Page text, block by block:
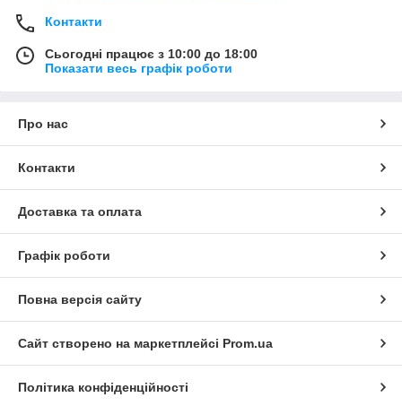
Контакти
Сьогодні працює з 10:00 до 18:00
Показати весь графік роботи
Про нас
Контакти
Доставка та оплата
Графік роботи
Повна версія сайту
Сайт створено на маркетплейсі Prom.ua
Політика конфіденційності